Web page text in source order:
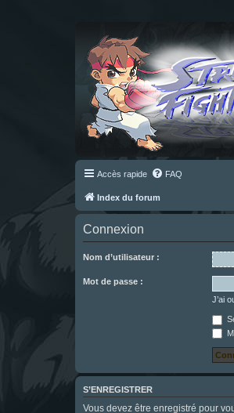
Accès rapide FAQ
Index du forum
Connexion
Nom d’utilisateur :
Mot de passe :
J’ai
S’ENREGISTRER
Vous devez être enregistré pour